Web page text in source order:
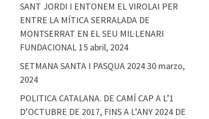
SANT JORDI I ENTONEM EL VIROLAI PER
ENTRE LA MÍTICA SERRALADA DE
MONTSERRAT EN EL SEU MIL·LENARI
FUNDACIONAL 15 abril, 2024
SETMANA SANTA I PASQUA 202430 marzo,
2024
POLITICA CATALANA. DE CAMÍ CAP A L’1
D’OCTUBRE DE 2017, FINS A L’ANY 2024 DE